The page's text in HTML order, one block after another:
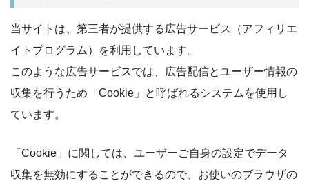
当サイトは、第三者が提供する広告サービス（アフィリエ
イトプログラム）を利用しています。
このような広告サービスでは、広告配信とユーザー情報の
収集を行うため「Cookie」と呼ばれるシステムを使用し
ています。
「Cookie」に関しては、ユーザーご自身の設定でデータ
収集を無効にすることができるので、お使いのブラウザの